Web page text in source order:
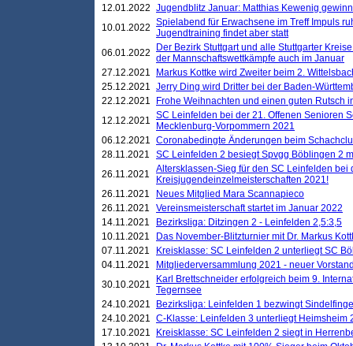
12.01.2022 Jugendblitz Januar: Matthias Kewenig
10.01.2022 Spielabend für Erwachsene im Treff Impuls
Jugendtraining findet aber statt
06.01.2022
Der Bezirk Stuttgart und alle Stuttgarter
der Mannschaftswettkämpfe auch im Januar
27.12.2021
Markus Kottke wird Zweiter beim 2.
25.12.2021 Jerry Ding wird Dritter bei der Baden-
22.12.2021
Frohe Weihnachten und einen guten Rutsch
12.12.2021 SC Leinfelden bei der 21. Offenen Senioren
Mecklenburg-Vorpommern 2021
06.12.2021 Coronabedingte Änderungen beim
28.11.2021
SC Leinfelden 2 besiegt Spvgg Böblingen 2
26.11.2021
Altersklassen-Sieg für den SC Leinfelden bei
Kreisjugendeinzelmeisterschaften 2021!
26.11.2021
Neues Mitglied Mara Scannapieco
26.11.2021
Vereinsmeisterschaft startet im Januar 2022
14.11.2021
Bezirksliga: Ditzingen 2 - Leinfelden 2,5:3,5
10.11.2021
Das November-Blitzturnier mit Dr. Markus
07.11.2021
Kreisklasse: SC Leinfelden 2 unterliegt SC
04.11.2021
Mitgliederversammlung 2021 - neuer
30.10.2021
Karl Brettschneider erfolgreich beim 9.
Tegernsee
24.10.2021
Bezirksliga: Leinfelden 1 bezwingt
24.10.2021 C-Klasse: Leinfelden 3 unterliegt Heimsheim
17.10.2021
Kreisklasse: SC Leinfelden 2 siegt in